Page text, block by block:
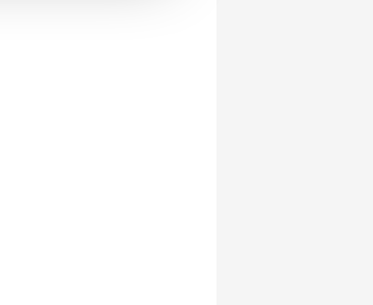
yönelik
bilgi için Ayarlar
sitemizde ilgili